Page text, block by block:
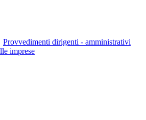
Provvedimenti dirigenti - amministrativi
imprese